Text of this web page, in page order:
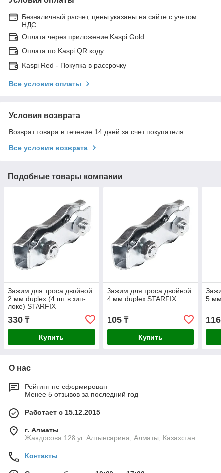
Безналичный расчет, цены указаны на сайте с учетом
НДС.
Оплата через приложение Kaspi Gold
Оплата по Kaspi QR коду
Kaspi Red - Покупка в рассрочку
Все условия оплаты
Условия возврата
Возврат товара в течение 14 дней за счет покупателя
Все условия возврата
Подобные товары компании
Зажим для троса двойной
2 мм duplex (4 шт в зип-
локе) STARFIX
330 ₸
Купить
Зажим для троса двойной
4 мм duplex STARFIX
105₸
Купить
5
116
О нас
Рейтинг не сформирован
Менее 5 отзывов за последний год
Работает с 15.12.2015
г. Алматы
Жандосова 128 уг. Алтынсарина, Алматы, Казахстан
Контакты